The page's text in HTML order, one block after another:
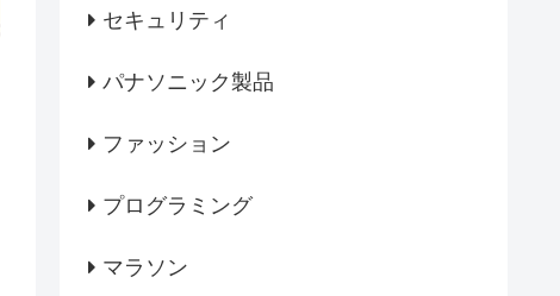
セキュリティ
パナソニック製品
ファッション
プログラミング
マラソン